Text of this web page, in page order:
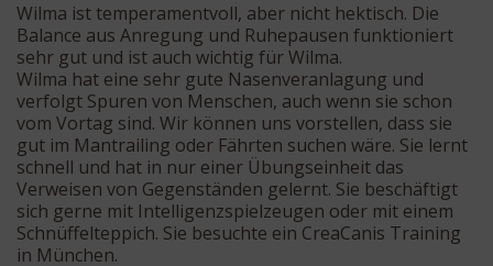
Wilma ist temperamentvoll, aber nicht hektisch. Die
Balance aus Anregung und Ruhepausen funktioniert
sehr gut und ist auch wichtig für Wilma.
Wilma hat eine sehr gute Nasenveranlagung und
verfolgt Spuren von Menschen, auch wenn sie schon
vom Vortag sind. Wir können uns vorstellen, dass sie
gut im Mantrailing oder Fährten suchen wäre. Sie lernt
schnell und hat in nur einer Übungseinheit das
Verweisen von Gegenständen gelernt. Sie beschäftigt
sich gerne mit Intelligenzspielzeugen oder mit einem
Schnüffelteppich. Sie besuchte ein CreaCanis Training
in München.